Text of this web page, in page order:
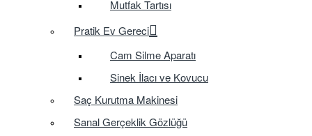
Mutfak Tartısı
Pratik Ev Gereci
Cam Silme Aparatı
Sinek İlacı ve Kovucu
Saç Kurutma Makinesi
Sanal Gerçeklik Gözlüğü